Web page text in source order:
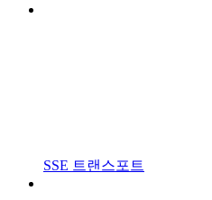
SSE 트랜스포트